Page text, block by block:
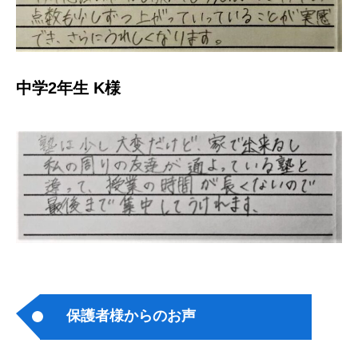
中学2年生 K様
保護者様からのお声